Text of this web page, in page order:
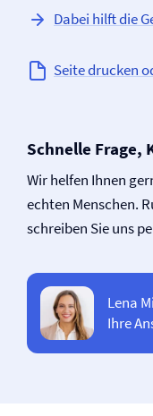
Dabei hilft die
Seite drucken
Schnelle Frage,
Wir helfen Ihnen
echten Menschen.
schreiben Sie uns
Lena
Ihre